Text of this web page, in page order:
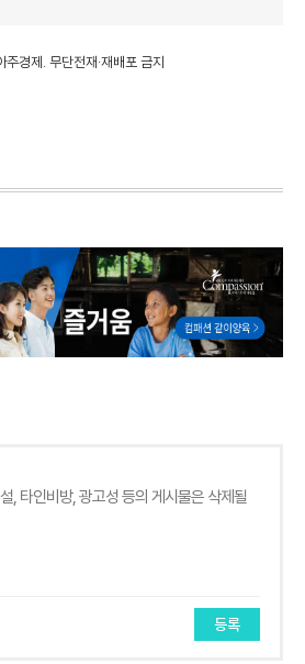
경제. 무단전재·재배포 금지
등록